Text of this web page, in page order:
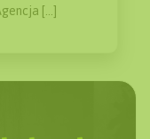
[…]